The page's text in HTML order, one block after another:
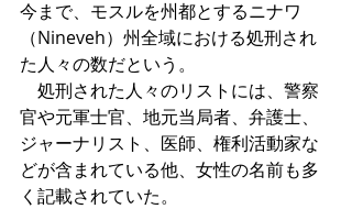
今まで、モスルを州都とするニナワ
（Nineveh）州全域における処刑され
た人々の数だという。
処刑された人々のリストには、警察
官や元軍士官、地元当局者、弁護士、
ジャーナリスト、医師、権利活動家な
どが含まれている他、女性の名前も多
く記載されていた。